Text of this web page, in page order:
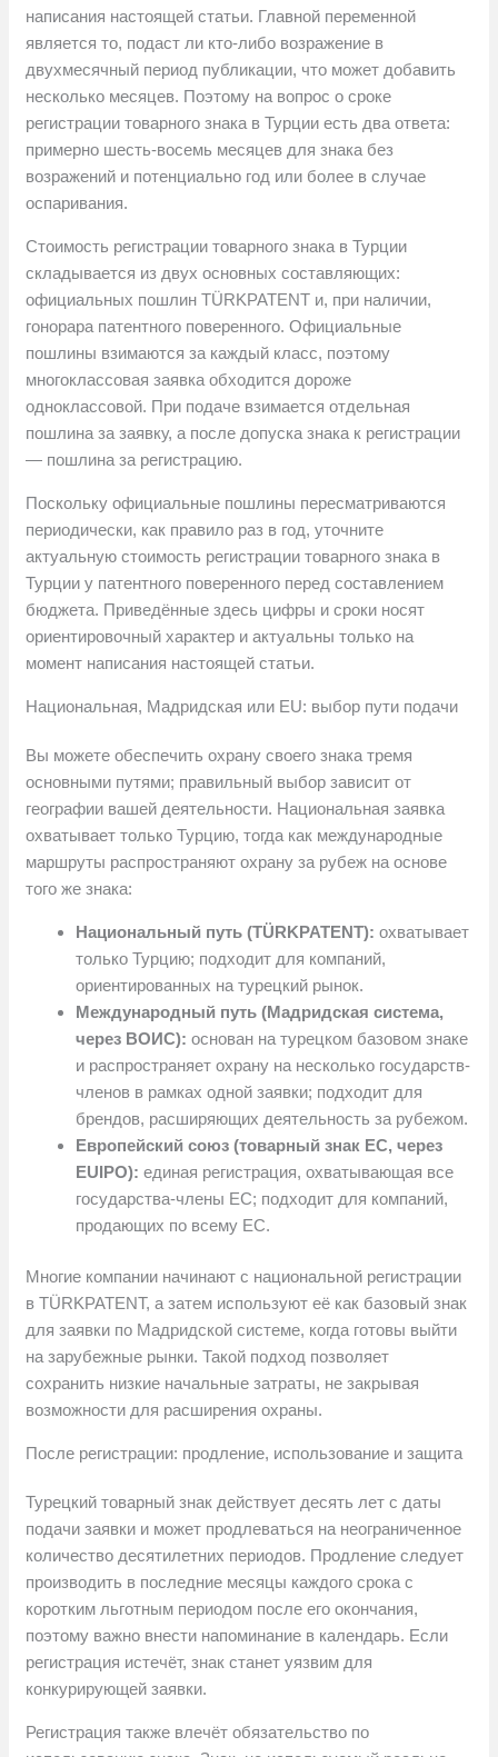
написания настоящей статьи. Главной переменной
является то, подаст ли кто-либо возражение в
двухмесячный период публикации, что может добавить
несколько месяцев. Поэтому на вопрос о сроке
регистрации товарного знака в Турции есть два ответа:
примерно шесть-восемь месяцев для знака без
возражений и потенциально год или более в случае
оспаривания.
Стоимость регистрации товарного знака в Турции
складывается из двух основных составляющих:
официальных пошлин TÜRKPATENT и, при наличии,
гонорара патентного поверенного. Официальные
пошлины взимаются за каждый класс, поэтому
многоклассовая заявка обходится дороже
одноклассовой. При подаче взимается отдельная
пошлина за заявку, а после допуска знака к регистрации
— пошлина за регистрацию.
Поскольку официальные пошлины пересматриваются
периодически, как правило раз в год, уточните
актуальную стоимость регистрации товарного знака в
Турции у патентного поверенного перед составлением
бюджета. Приведённые здесь цифры и сроки носят
ориентировочный характер и актуальны только на
момент написания настоящей статьи.
Национальная, Мадридская или EU: выбор пути подачи
Вы можете обеспечить охрану своего знака тремя
основными путями; правильный выбор зависит от
географии вашей деятельности. Национальная заявка
охватывает только Турцию, тогда как международные
маршруты распространяют охрану за рубеж на основе
того же знака:
Национальный путь (TÜRKPATENT): охватывает
только Турцию; подходит для компаний,
ориентированных на турецкий рынок.
Международный путь (Мадридская система,
через ВОИС): основан на турецком базовом знаке
и распространяет охрану на несколько государств-
членов в рамках одной заявки; подходит для
брендов, расширяющих деятельность за рубежом.
Европейский союз (товарный знак ЕС, через
EUIPO): единая регистрация, охватывающая все
государства-члены ЕС; подходит для компаний,
продающих по всему ЕС.
Многие компании начинают с национальной регистрации
в TÜRKPATENT, а затем используют её как базовый знак
для заявки по Мадридской системе, когда готовы выйти
на зарубежные рынки. Такой подход позволяет
сохранить низкие начальные затраты, не закрывая
возможности для расширения охраны.
После регистрации: продление, использование и защита
Турецкий товарный знак действует десять лет с даты
подачи заявки и может продлеваться на неограниченное
количество десятилетних периодов. Продление следует
производить в последние месяцы каждого срока с
коротким льготным периодом после его окончания,
поэтому важно внести напоминание в календарь. Если
регистрация истечёт, знак станет уязвим для
конкурирующей заявки.
Регистрация также влечёт обязательство по